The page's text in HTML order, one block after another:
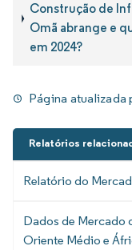
Construção de
Omã abrange e
em 2024?
Página atualizada
Relatórios
Relatório do
Dados de Mercado
Oriente Médio e